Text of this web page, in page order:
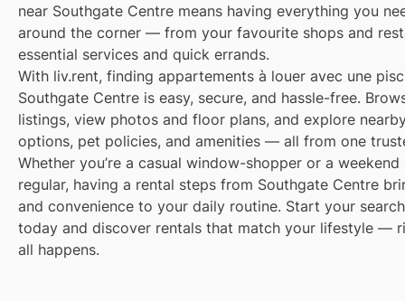
near Southgate Centre means having everything you
around the corner — from your favourite shops and
essential services and quick errands.
With liv.rent, finding appartements à louer avec une
Southgate Centre is easy, secure, and hassle-free.
listings, view photos and floor plans, and explore
options, pet policies, and amenities — all from one
Whether you’re a casual window-shopper or a weekend
regular, having a rental steps from Southgate Centre
and convenience to your daily routine. Start your
today and discover rentals that match your lifestyle —
all happens.